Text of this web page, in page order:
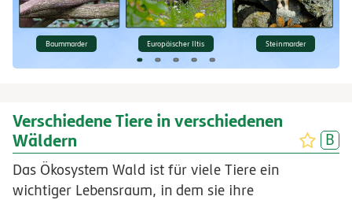
Baummarder Europäischer Iltis Steinmarder
Verschiedene Tiere in verschiedenen
Wäldern
Das Ökosystem Wald ist für viele Tiere ein
wichtiger Lebensraum, in dem sie ihre